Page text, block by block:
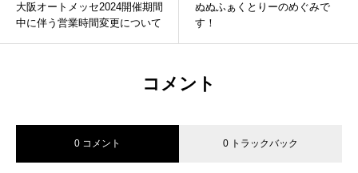
大阪オートメッセ2024開催期間
中に伴う営業時間変更について
ぬぬふぁくとりーのめぐみで
す！
コメント
0 コメント 0 トラックバック